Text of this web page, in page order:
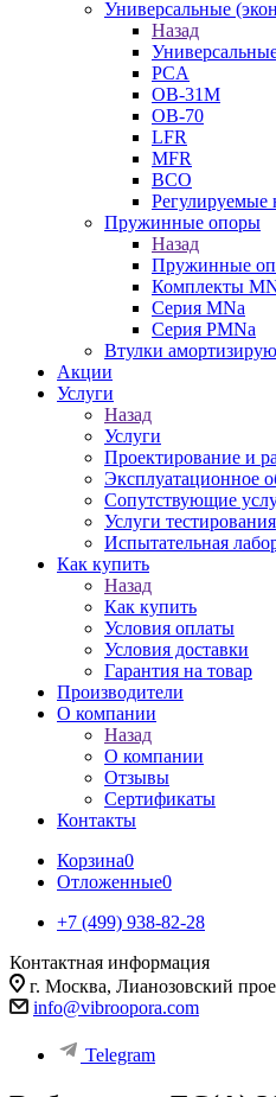
Универсальные
Назад
PCA
ОВ-31М
OB-70
LFR
MFR
ВСО
Регулируемые
Пружинные опоры
Назад
Пружинные
Комплекты
Серия MNa
Серия PMNa
Втулки
Акции
Услуги
Назад
Услуги
Проектирование и
Эксплуатационное
Сопутствующие
Услуги тестирования
Испытательная
Как купить
Назад
Как купить
Условия оплаты
Условия доставки
Гарантия на товар
Производители
О компании
Назад
О компании
Отзывы
Сертификаты
Контакты
Корзина0
Отложенные0
+7 (499) 938-82-28
Контактная информация
г. Москва, Лианозовский
info@vibroopora.com
Telegram